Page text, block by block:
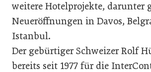
weitere Hotelprojekte, darunter
Neueröffnungen in Davos,
Istanbul.
Der gebürtiger Schweizer Rolf
bereits seit 1977 für die